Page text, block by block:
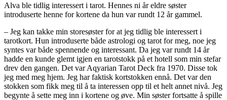
Alva ble tidlig interessert i tarot. Hennes ni år eldre søster
introduserte henne for kortene da hun var rundt 12 år gammel.
– Jeg kan takke min storesøster for at jeg tidlig ble interessert i
tarotkort. Hun introduserte både astrologi og tarot for meg, noe jeg
syntes var både spennende og interessant. Da jeg var rundt 14 år
hadde en kunde glemt igjen en tarotstokk på et hotell som min stefar
drev den gangen. Det var Aqyarian Tarot Deck fra 1970. Disse tok
jeg med meg hjem. Jeg har faktisk kortstokken ennå. Det var den
stokken som fikk meg til å ta interessen opp til et helt annet nivå. Jeg
begynte å sette meg inn i kortene og øve. Min søster fortsatte å spille